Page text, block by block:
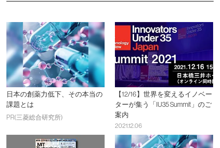
日本の創薬力低下、その本当の
課題とは
PR(三菱総合研究所)
【12/16】世界を変えるイノベー
ターが集う「IU35 Summit」のご
案内
2021.12.06